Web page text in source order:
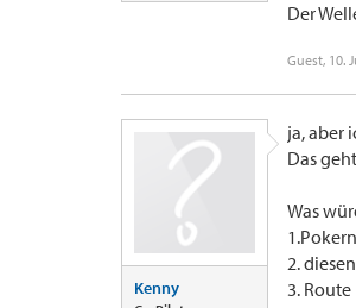
Der
Guest, 10.
Kenny
ja, aber
Das
Was
2.
3.